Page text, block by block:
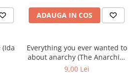
ADAUGA IN COS
Everything you ever wanted to
about anarchy (The Anarchist
Media Group)
9,00 Lei